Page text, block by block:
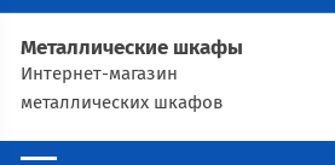
Металлические шкафы
Интернет-магазин
металлических шкафов